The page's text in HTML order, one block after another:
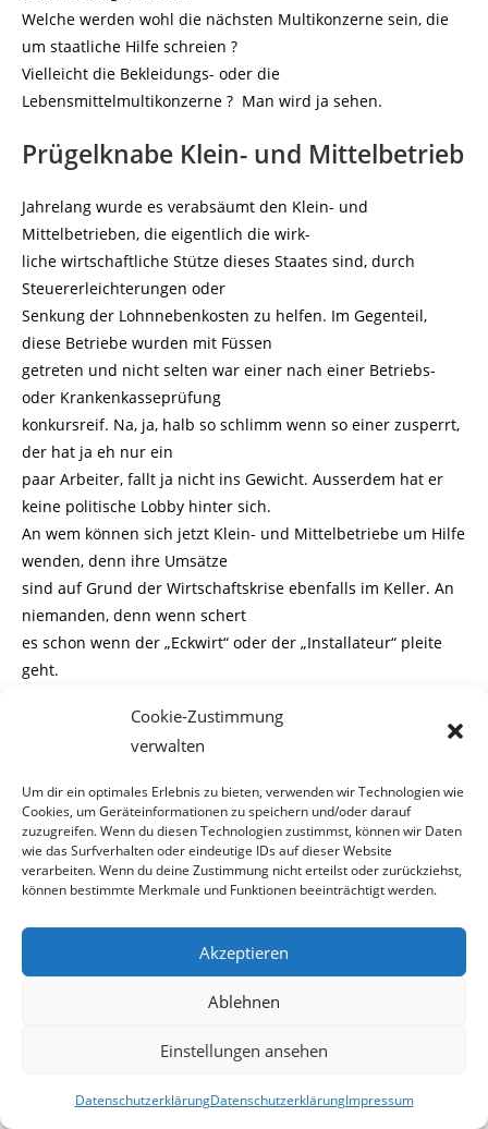
Cookie-Zustimmung
verwalten
Um dir ein optimales Erlebnis zu bieten, verwenden wir Technologien wie
Cookies, um Geräteinformationen zu speichern und/oder darauf
zuzugreifen. Wenn du diesen Technologien zustimmst, können wir Daten
wie das Surfverhalten oder eindeutige IDs auf dieser Website
verarbeiten. Wenn du deine Zustimmung nicht erteilst oder zurückziehst,
können bestimmte Merkmale und Funktionen beeinträchtigt werden.
Akzeptieren
Ablehnen
Einstellungen ansehen
DatenschutzerklärungDatenschutzerklärungImpressum
Welche werden wohl die nächsten Multikonzerne sein, die
um staatliche Hilfe schreien ?
Vielleicht die Bekleidungs- oder die
Lebensmittelmultikonzerne ? Man wird ja sehen.
Prügelknabe Klein- und Mittelbetrieb
Jahrelang wurde es verabsäumt den Klein- und
Mittelbetrieben, die eigentlich die wirk-
liche wirtschaftliche Stütze dieses Staates sind, durch
Steuererleichterungen oder
Senkung der Lohnnebenkosten zu helfen. Im Gegenteil,
diese Betriebe wurden mit Füssen
getreten und nicht selten war einer nach einer Betriebs-
oder Krankenkasseprüfung
konkursreif. Na, ja, halb so schlimm wenn so einer zusperrt,
der hat ja eh nur ein
paar Arbeiter, fallt ja nicht ins Gewicht. Ausserdem hat er
keine politische Lobby hinter sich.
An wem können sich jetzt Klein- und Mittelbetriebe um Hilfe
wenden, denn ihre Umsätze
sind auf Grund der Wirtschaftskrise ebenfalls im Keller. An
niemanden, denn wenn schert
es schon wenn der „Eckwirt“ oder der „Installateur“ pleite
geht.
nachdem sie das Desaster ihrer
Vorgänger in den Griff bekommen hat, wieder dazu bereit
den Klein- und Mittelbetrieben
die Aufmerksamkeit zu schenken, die sie auch verdienen.